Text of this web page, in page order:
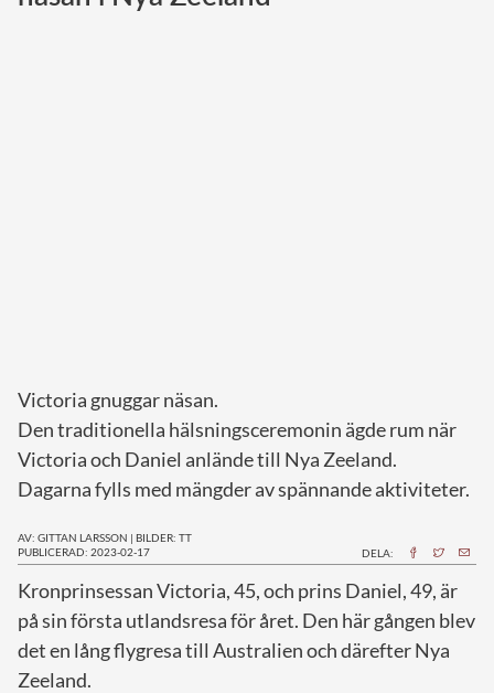
Monacos furstehus
Victoria gnuggar näsan.
Den traditionella hälsningsceremonin ägde rum när
Victoria och Daniel anlände till Nya Zeeland.
Dagarna fylls med mängder av spännande aktiviteter.
AV: GITTAN LARSSON | BILDER: TT
PUBLICERAD: 2023-02-17
DELA:
Kronprinsessan Victoria, 45, och prins Daniel, 49, är
på sin första utlandsresa för året. Den här gången blev
det en lång flygresa till Australien och därefter Nya
Zeeland.